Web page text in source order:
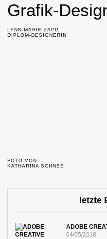
Grafik-
LYNN MARIE ZAPP
DIPLOM-DESIGNERIN
FOTO VON
KATHARINA SCHNEE
letzte
ADOBE
04/05/2018